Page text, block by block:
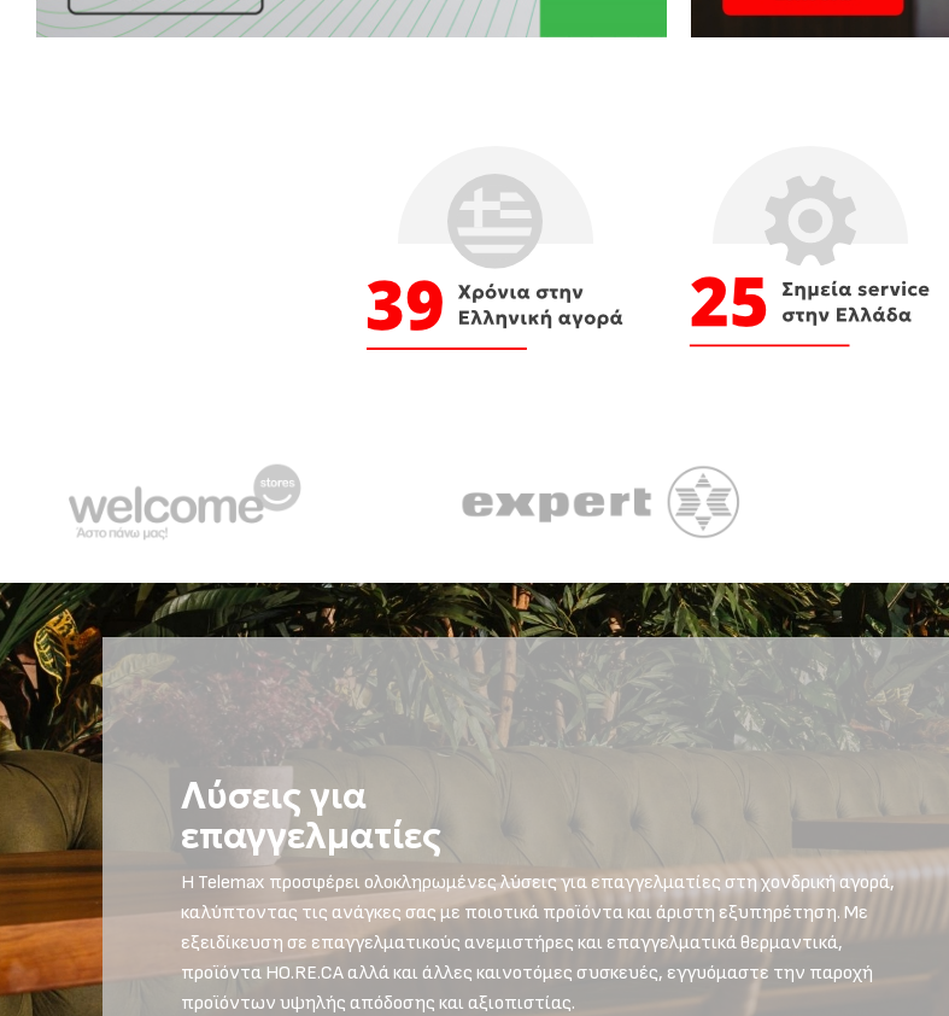
Λύσεις για
επαγγελματίες
Η Telemax προσφέρει ολοκληρωμένες λύσεις για επαγγελματίες στη χονδρική αγορά,
καλύπτοντας τις ανάγκες σας με ποιοτικά προϊόντα και άριστη εξυπηρέτηση. Με
εξειδίκευση σε επαγγελματικούς ανεμιστήρες και επαγγελματικά θερμαντικά,
προϊόντα HO.RE.CA αλλά και άλλες καινοτόμες συσκευές, εγγυόμαστε την παροχή
προϊόντων υψηλής απόδοσης και αξιοπιστίας.